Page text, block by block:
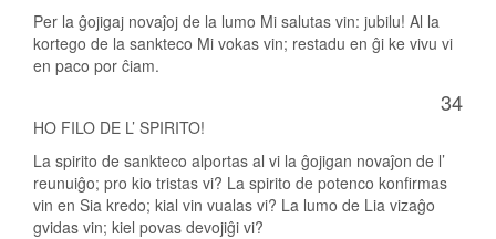
Per la ĝojigaj novaĵoj de la lumo Mi salutas vin: jubilu! Al la
kortego de la sankteco Mi vokas vin; restadu en ĝi ke vivu vi
en paco por ĉiam.
34
HO FILO DE L’ SPIRITO!
La spirito de sankteco alportas al vi la ĝojigan novaĵon de l’
reunuiĝo; pro kio tristas vi? La spirito de potenco konfirmas
vin en Sia kredo; kial vin vualas vi? La lumo de Lia vizaĝo
gvidas vin; kiel povas devojiĝi vi?